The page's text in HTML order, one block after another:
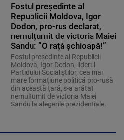
Fostul președinte al
Republicii Moldova, Igor
Dodon, pro-rus declarat,
nemulțumit de victoria Maiei
Sandu: ”O rață șchioapă!”
Fostul preşedinte al Republicii
Moldova, Igor Dodon, liderul
Partidului Socialiştilor, cea mai
mare formațiune politică pro-rusă
din această țară, s-a arătat
nemulțumit de victoria Maiei
Sandu la alegerile prezidențiale.